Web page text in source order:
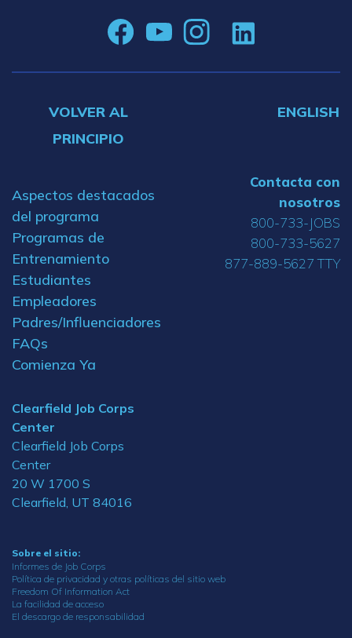
VOLVER AL
PRINCIPIO
ENGLISH
Aspectos destacados
del programa
Programas de
Entrenamiento
Estudiantes
Empleadores
Padres/Influenciadores
FAQs
Comienza Ya
Clearfield Job Corps
Center
Clearfield Job Corps
Center
20 W 1700 S
Clearfield, UT 84016
Contacta con
nosotros
800-733-JOBS
800-733-5627
877-889-5627 TTY
Sobre el sitio:
Informes de Job Corps
Política de privacidad y otras políticas del sitio web
Freedom Of Information Act
La facilidad de acceso
El descargo de responsabilidad